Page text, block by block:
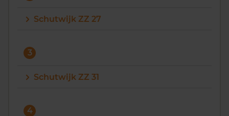
Zoek een woning
Schutwijk ZZ 27
3
Schutwijk ZZ 31
4